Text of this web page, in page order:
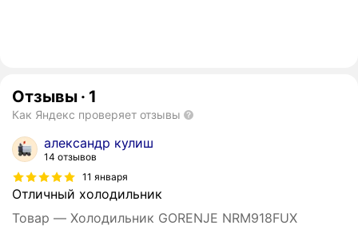
Отзывы · 1
Как Яндекс проверяет отзывы
александр кулиш
14 отзывов
11 января
Отличный холодильник
Товар — Холодильник GORENJE NRM918FUX